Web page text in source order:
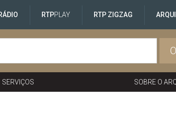
RTPPLAY RTP ZIGZAG
SERVIÇOS SOBRE O